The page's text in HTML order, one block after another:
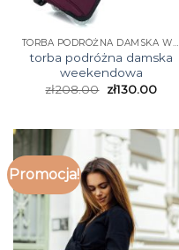
TORBA PODRÓŻNA DAMSKA WEEKENDOWA
torba podróżna damska
weekendowa
zł208.00 zł130.00
Promocja!